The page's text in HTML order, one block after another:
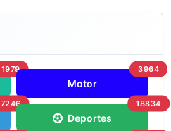
1979
Motor
3964
7246
Deportes
18834